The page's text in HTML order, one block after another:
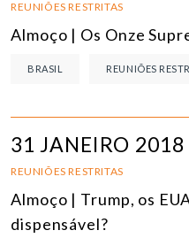
REUNIÕES RESTRITAS
Almoço | Os Onze
BRASIL REUNIÕES
31 JANEIRO 2018
REUNIÕES RESTRITAS
Almoço | Trump, os
dispensável?